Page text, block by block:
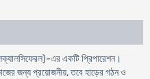
এর একটি প্রিপারেশন।
জন্য প্রয়োজনীয়, তবে হাড়ের গঠন ও